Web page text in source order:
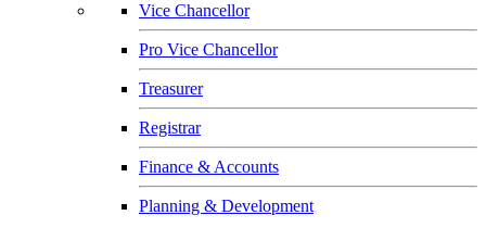
Vice Chancellor
Pro Vice Chancellor
Treasurer
Registrar
Finance & Accounts
Planning & Development